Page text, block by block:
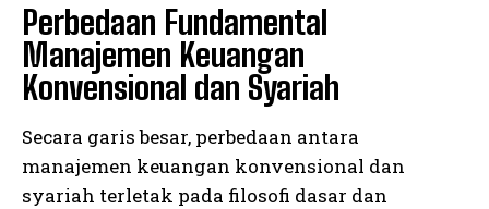
Perbedaan Fundamental
Manajemen Keuangan
Konvensional dan Syariah
Secara garis besar, perbedaan antara
manajemen keuangan konvensional dan
syariah terletak pada filosofi dasar dan